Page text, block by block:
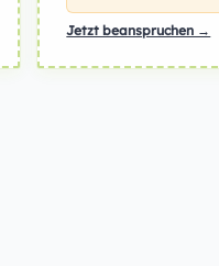
Jetzt beanspruchen →